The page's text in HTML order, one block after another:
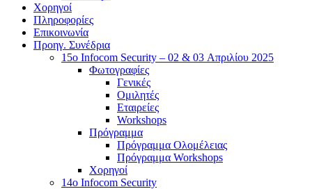
Χορηγοί
Πληροφορίες
Επικοινωνία
Προηγ. Συνέδρια
15o Infocom Security – 02 & 03 Απριλίου 2025
Φωτογραφίες
Γενικές
Ομιλητές
Εταιρείες
Workshops
Πρόγραμμα
Πρόγραμμα Ολομέλειας
Πρόγραμμα Workshops
Χορηγοί
14o Infocom Security